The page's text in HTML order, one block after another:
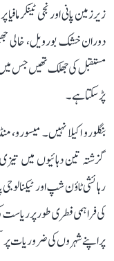
دوران خشک بورویل، خالی
مستقبل کی جھلک تھیں جس
پڑ سکتا ہے۔
بنگلورو اکیلا نہیں۔
گزشتہ تین دہائیوں میں
رہائشی ٹاؤن شپ اور
کی فراہمی فطری طور پر ریاست
پر اپنے شہروں کی ضروریات پر